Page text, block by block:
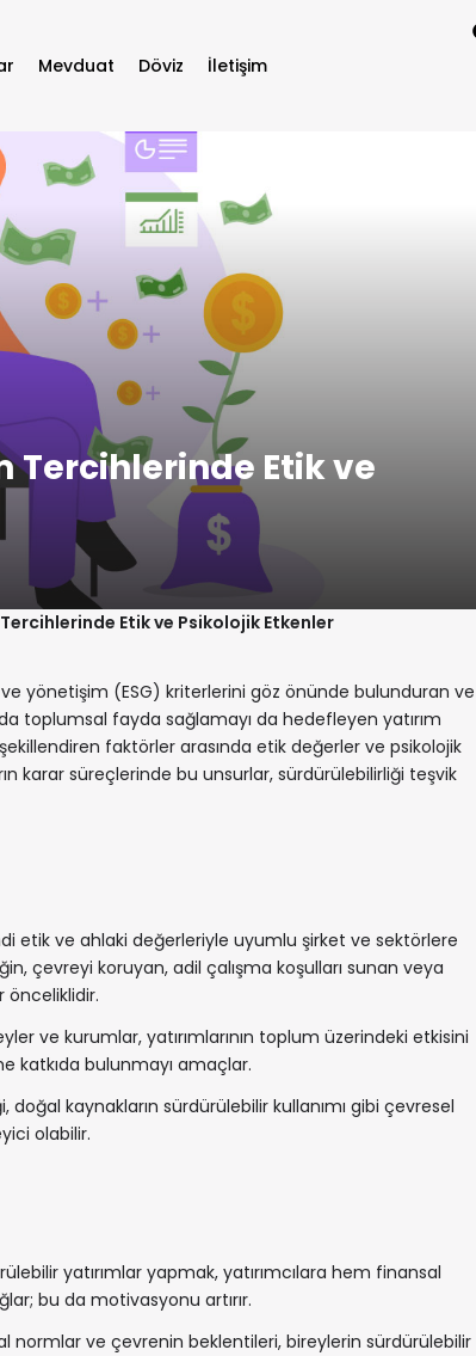
Mevduat Döviz İletişim
Tercihlerinde Etik ve
Etik ve Psikolojik Etkenler
yönetişim (ESG) kriterlerini göz önünde bulunduran ve
toplumsal fayda sağlamayı da hedefleyen yatırım
faktörler arasında etik değerler ve psikolojik
karar süreçlerinde bu unsurlar, sürdürülebilirliği teşvik
etik ve ahlaki değerleriyle uyumlu şirket ve sektörlere
çevreyi koruyan, adil çalışma koşulları sunan veya
ve kurumlar, yatırımlarının toplum üzerindeki etkisini
katkıda bulunmayı amaçlar.
doğal kaynakların sürdürülebilir kullanımı gibi çevresel
olabilir.
yatırımlar yapmak, yatırımcılara hem finansal
bu da motivasyonu artırır.
normlar ve çevrenin beklentileri, bireylerin sürdürülebilir